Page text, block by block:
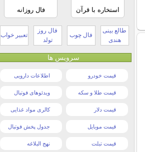
استخاره با قرآن فال روزانه
طالع بینی
هندی
فال چوب
فال روز
تولد
تعبیر خواب
سرویس ها
قیمت خودرو اطلاعات دارویی
قیمت طلا و سکه ویدئوهای فوتبال
قیمت دلار کالری مواد غذایی
قیمت موبایل جدول پخش فوتبال
قیمت تبلت نهج البلاغه